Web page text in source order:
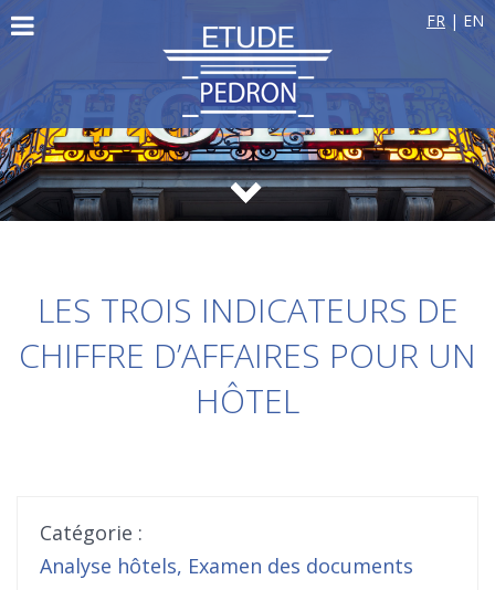
FR | EN
LES TROIS INDICATEURS DE
CHIFFRE D’AFFAIRES POUR UN
HÔTEL
Catégorie :
Analyse hôtels, Examen des documents